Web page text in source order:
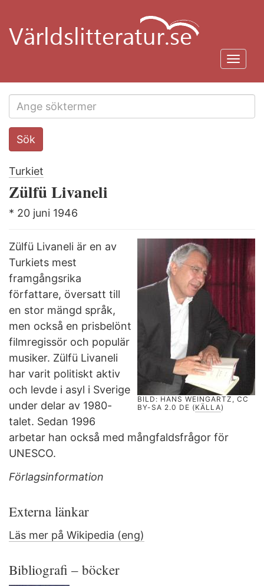
huvudinnehåll
Search
this
Sök
Turkiet
Zülfü Livaneli
* 20 juni 1946
BILD: HANS WEINGARTZ, CC
BY-SA 2.0 DE (KÄLLA)
Zülfü Livaneli är en av
Turkiets mest
framgångsrika
författare, översatt till
en stor mängd språk,
men också en prisbelönt
filmregissör och populär
musiker. Zülfü Livaneli
har varit politiskt aktiv
och levde i asyl i Sverige
under delar av 1980-
talet. Sedan 1996
arbetar han också med mångfaldsfrågor för
UNESCO.
Förlagsinformation
Externa länkar
Läs mer på Wikipedia (eng)
Bibliografi – böcker